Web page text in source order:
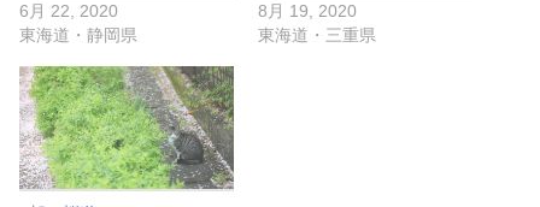
6月 22, 2020
東海道・静岡県
8月 19, 2020
東海道・三重県